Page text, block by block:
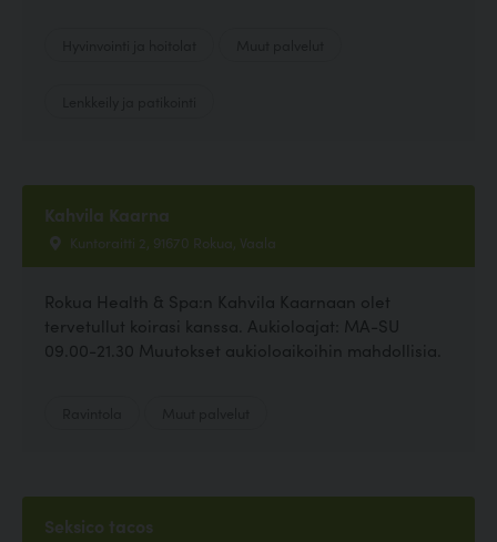
Kahvila Kaarna
Kuntoraitti 2, 91670 Rokua, Vaala
Rokua Health & Spa:n Kahvila Kaarnaan olet
tervetullut koirasi kanssa. Aukioloajat: MA-SU
09.00-21.30 Muutokset aukioloaikoihin mahdollisia.
Seksico tacos